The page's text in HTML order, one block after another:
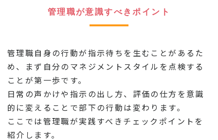
管理職が意識すべきポイント
管理職自身の行動が指示待ちを生むことがあるた
め、まず自分のマネジメントスタイルを点検する
ことが第一歩です。
日常の声かけや指示の出し方、評価の仕方を意識
的に変えることで部下の行動は変わります。
ここでは管理職が実践すべきチェックポイントを
紹介します。